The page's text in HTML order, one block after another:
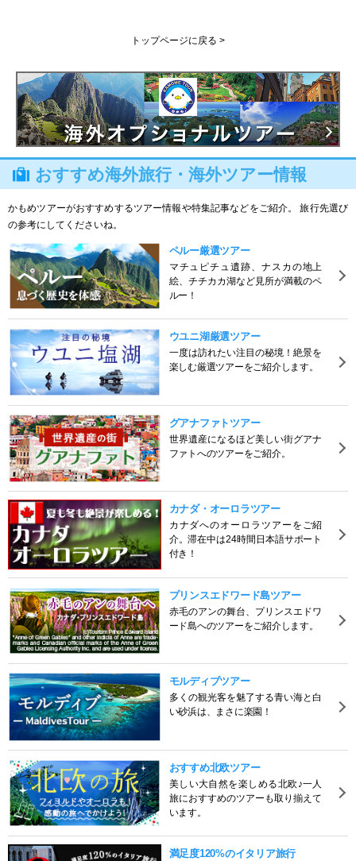
トップページに戻る >
おすすめ海外旅行・海外ツアー情報
かもめツアーがおすすめするツアー情報や特集記事などをご紹介。 旅行先選び
の参考にしてくださいね。
ペルー厳選ツアー
マチュピチュ遺跡、ナスカの地上
絵、チチカカ湖など見所が満載のペ
ルー！
ウユニ湖厳選ツアー
一度は訪れたい注目の秘境！絶景を
楽しむ厳選ツアーをご紹介します。
グアナファトツアー
世界遺産になるほど美しい街グアナ
ファトへのツアーをご紹介。
カナダ・オーロラツアー
カナダへのオーロラツアーをご紹
介。滞在中は24時間日本語サポート
付き！
プリンスエドワード島ツアー
赤毛のアンの舞台、プリンスエドワ
ード島へのツアーをご紹介します。
モルディブツアー
多くの観光客を魅了する青い海と白
い砂浜は、まさに楽園！
おすすめ北欧ツアー
美しい大自然を楽しめる北欧♪一人
旅におすすめのツアーも取り揃えて
います。
満足度120%のイタリア旅行